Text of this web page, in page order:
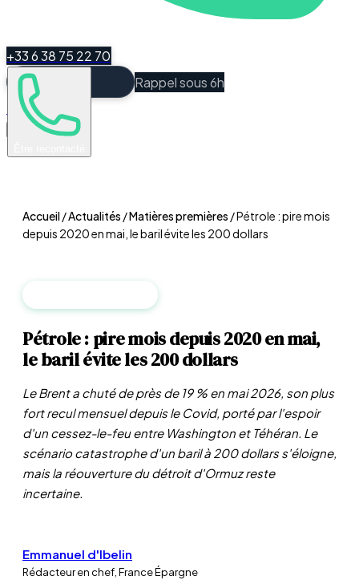
+33 6 38 75 22 70
Rappel sous 6h
Espace Client
Accueil/Actualités /Matières premières /Pétrole : pire mois
depuis 2020 en mai, le baril évite les 200 dollars
Pétrole : pire mois depuis 2020 en mai,
le baril évite les 200 dollars
Le Brent a chuté de près de 19 % en mai 2026, son plus
fort recul mensuel depuis le Covid, porté par l'espoir
d'un cessez-le-feu entre Washington et Téhéran. Le
scénario catastrophe d'un baril à 200 dollars s'éloigne,
mais la réouverture du détroit d'Ormuz reste
incertaine.
Emmanuel d'Ibelin
Rédacteur en chef, France Épargne